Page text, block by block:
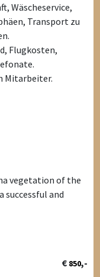
Wäscheservice,
Transport zu
Flugkosten,
Mitarbeiter.
vegetation of the
successful and
€ 850,-